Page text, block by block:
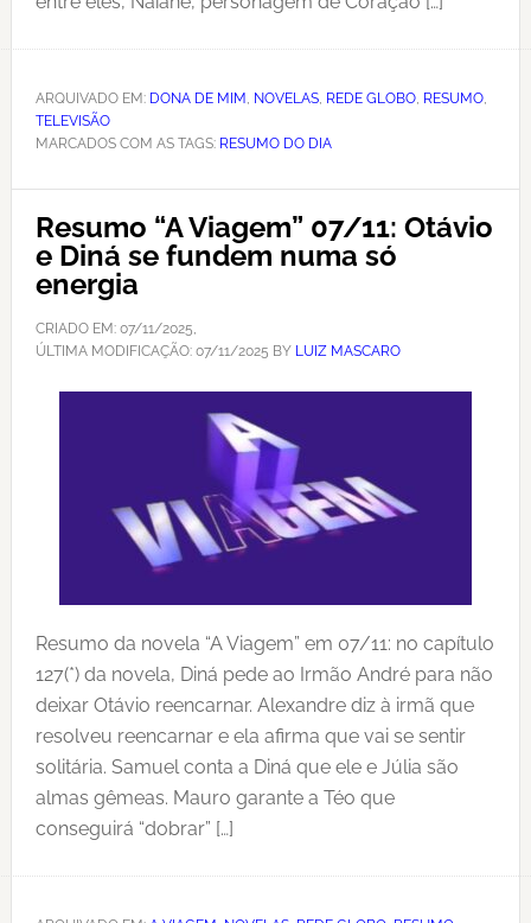
ARQUIVADO EM: DONA DE MIM , NOVELAS, REDE GLOBO, RESUMO,
TELEVISÃO
MARCADOS COM AS TAGS: RESUMO DO DIA
Resumo “A Viagem” 07/11: Otávio
e Diná se fundem numa só
energia
CRIADO EM: 07/11/2025,
ÚLTIMA MODIFICAÇÃO: 07/11/2025 BY LUIZ MASCARO
Resumo da novela “A Viagem” em 07/11: no capítulo
127(*) da novela, Diná pede ao Irmão André para não
deixar Otávio reencarnar. Alexandre diz à irmã que
resolveu reencarnar e ela afirma que vai se sentir
solitária. Samuel conta a Diná que ele e Júlia são
almas gêmeas. Mauro garante a Téo que
conseguirá “dobrar” […]